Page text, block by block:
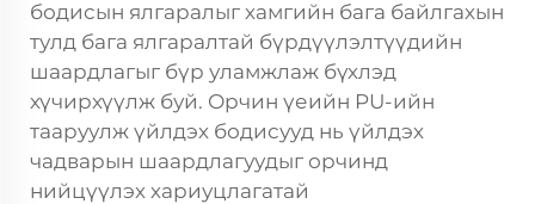
бодисын ялгаралыг хамгийн бага байлгахын
тулд бага ялгаралтай бүрдүүлэлтүүдийн
шаардлагыг бүр уламжлаж бүхлэд
хүчирхүүлж буй. Орчин үеийн PU-ийн
тааруулж үйлдэх бодисууд нь үйлдэх
чадварын шаардлагуудыг орчинд
нийцүүлэх хариуцлагатай